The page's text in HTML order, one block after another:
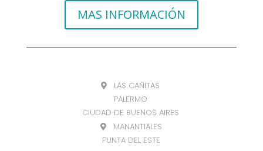
MAS INFORMACIÓN
LAS CAÑITAS
PALERMO
CIUDAD DE BUENOS AIRES
MANANTIALES
PUNTA DEL ESTE